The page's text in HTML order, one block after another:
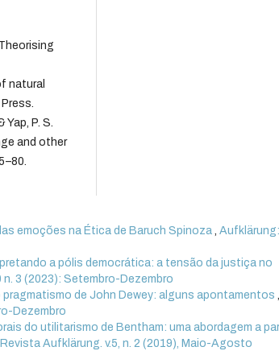
natural
Yap, P. S.
and other
emoções na Ética de Baruch Spinoza,Aufklärung:
a pólis democrática: a tensão da justiça no
3 (2023): Setembro-Dezembro
pragmatismo de John Dewey: alguns apontamentos,
Dezembro
do utilitarismo de Bentham: uma abordagem a
Aufklärung. v.5, n. 2 (2019), Maio-Agosto